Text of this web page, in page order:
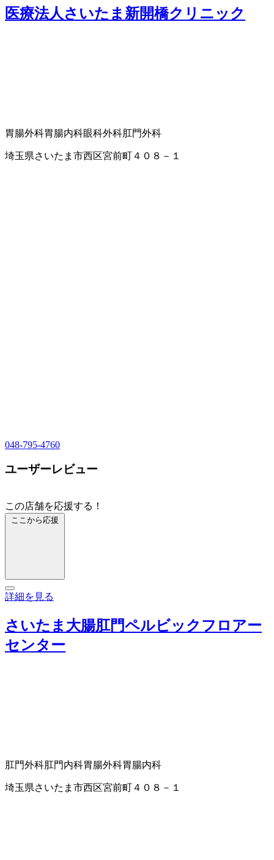
医療法人さいたま新開橋クリニック
胃腸外科胃腸内科眼科外科肛門外科
埼玉県さいたま市西区宮前町４０８－１
048-795-4760
ユーザーレビュー
この店舗を応援する！
ここから応援
詳細を見る
さいたま大腸肛門ペルビックフロアー
センター
肛門外科肛門内科胃腸外科胃腸内科
埼玉県さいたま市西区宮前町４０８－１